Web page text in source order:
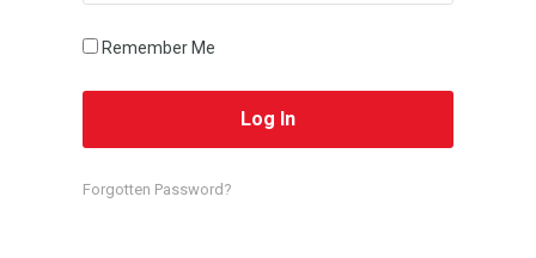
Remember Me
Forgotten Password?